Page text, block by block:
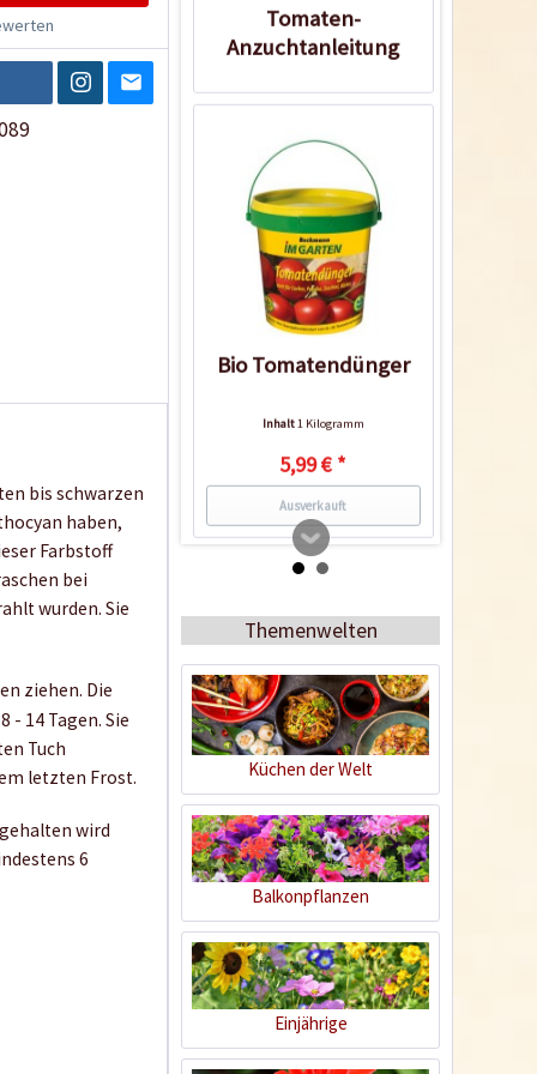
bis schwarzen
haben,
Farbstoff
bei
wurden. Sie
ziehen. Die
14 Tagen. Sie
Tuch
letzten Frost.
wird
6
Tomaten-
Anzuchtanleitung
Bio Tomatendünger
Inhalt1 Kilogramm
5,99 € *
Ausverkauft
Tomato Buddy
Inhalt1 Stück
19,99 € *
Jetzt bestellen
Themenwelten
Küchen der Welt
Balkonpflanzen
Einjährige